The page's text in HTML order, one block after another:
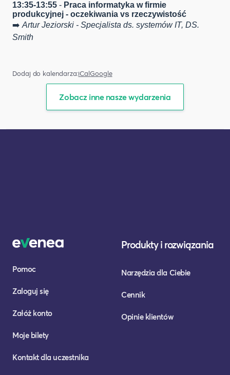
13:35-13:55 - Praca informatyka w firmie
produkcyjnej - oczekiwania vs rzeczywistość
➡️Artur Jeziorski - Specjalista ds. systemów IT, DS.
Smith
Dodaj do kalendarza:iCalGoogle
Zobacz inne nasze wydarzenia
Pomoc
Zaloguj się
Załóż konto
Moje bilety
Kontakt dla uczestnika
Produkty i rozwiązania
Narzędzia dla Ciebie
Cennik
Opinie klientów